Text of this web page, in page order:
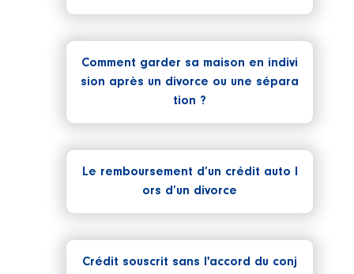
Comment garder sa maison en indivi
sion après un divorce ou une sépara
tion ?
Le remboursement d’un crédit auto l
ors d’un divorce
Crédit souscrit sans l'accord du conj